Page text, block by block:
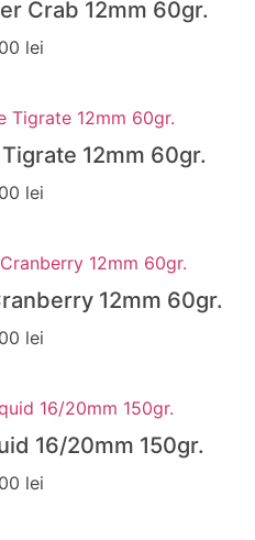
Crab 12mm 60gr.
lei
12mm 60gr.
lei
12mm 60gr.
lei
16/20mm 150gr.
lei